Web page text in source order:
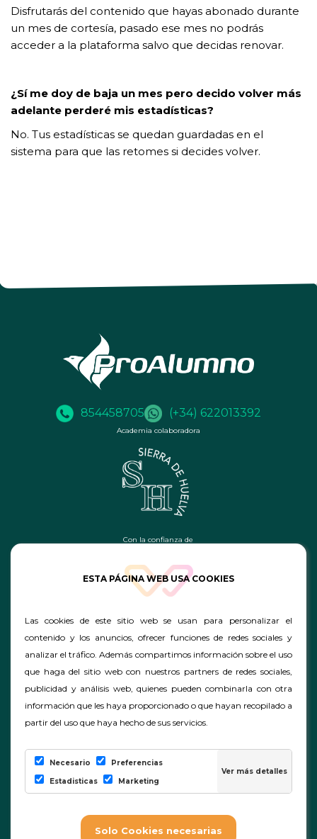
ESTA PÁGINA WEB USA COOKIES
Las cookies de este sitio web se usan para personalizar el
contenido y los anuncios, ofrecer funciones de redes sociales y
analizar el tráfico. Además compartimos información sobre el uso
que haga del sitio web con nuestros partners de redes sociales,
publicidad y análisis web, quienes pueden combinarla con otra
información que les haya proporcionado o que hayan recopilado a
partir del uso que haya hecho de sus servicios.
Necesario
Preferencias
Estadisticas
Marketing
Disfrutarás del contenido que hayas abonado durante
un mes de cortesía, pasado ese mes no podrás
acceder a la plataforma salvo que decidas renovar.
¿Sí me doy de baja un mes pero decido volver más
adelante perderé mis estadísticas?
No. Tus estadísticas se quedan guardadas en el
sistema para que las retomes si decides volver.
854458705 (+34) 622013392
Academia colaboradora
Con la confianza de
Preguntas Frecuentes|Cookies|Conf. Cookies|
Términos y condiciones generales de los cursos.